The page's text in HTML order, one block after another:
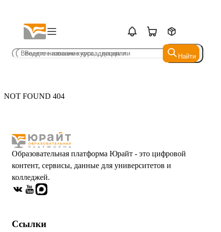
Найти
Найти
NOT FOUND 404
Образовательная платформа Юрайт - это цифровой
контент, сервисы, данные для университетов и
колледжей.
Ссылки